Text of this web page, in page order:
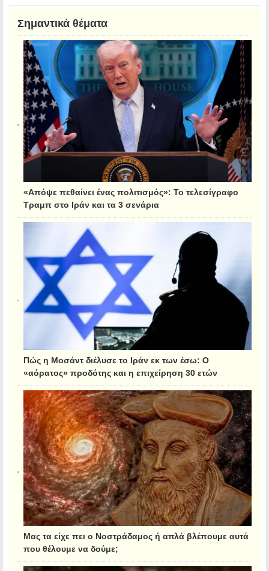
Σημαντικά θέματα
«Απόψε πεθαίνει ένας πολιτισμός»: Το τελεσίγραφο
Τραμπ στο Ιράν και τα 3 σενάρια
Πώς η Μοσάντ διέλυσε το Ιράν εκ των έσω: Ο
«αόρατος» προδότης και η επιχείρηση 30 ετών
Μας τα είχε πει ο Νοστράδαμος ή απλά βλέπουμε αυτά
που θέλουμε να δούμε;